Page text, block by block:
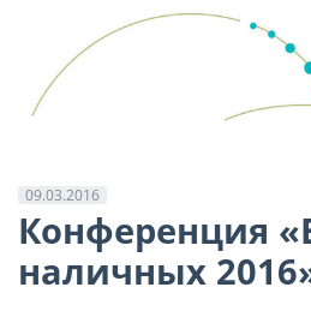
09.03.2016
Конференция
наличных